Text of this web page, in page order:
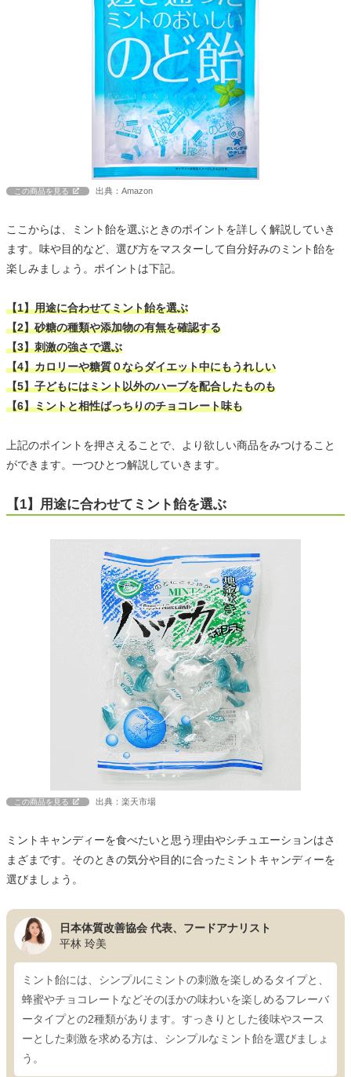
この商品を見る 出典：Amazon
ここからは、ミント飴を選ぶときのポイントを詳しく解説していき
ます。味や目的など、選び方をマスターして自分好みのミント飴を
楽しみましょう。ポイントは下記。
【1】用途に合わせてミント飴を選ぶ
【2】砂糖の種類や添加物の有無を確認する
【3】刺激の強さで選ぶ
【4】カロリーや糖質０ならダイエット中にもうれしい
【5】子どもにはミント以外のハーブを配合したものも
【6】ミントと相性ばっちりのチョコレート味も
上記のポイントを押さえることで、より欲しい商品をみつけること
ができます。一つひとつ解説していきます。
【1】用途に合わせてミント飴を選ぶ
この商品を見る 出典：楽天市場
ミントキャンディーを食べたいと思う理由やシチュエーションはさ
まざまです。そのときの気分や目的に合ったミントキャンディーを
選びましょう。
日本体質改善協会 代表、フードアナリスト
平林 玲美
ミント飴には、シンプルにミントの刺激を楽しめるタイプと、
蜂蜜やチョコレートなどそのほかの味わいを楽しめるフレーバ
ータイプとの2種類があります。すっきりとした後味やスース
ーとした刺激を求める方は、シンプルなミント飴を選びましょ
う。